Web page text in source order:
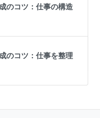
のコツ：仕事の構造
のコツ：仕事を整理